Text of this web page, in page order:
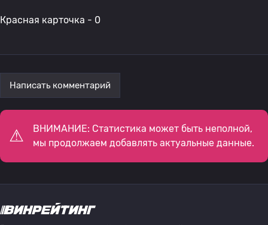
Красная карточка - 0
Написать комментарий
ВНИМАНИЕ: Статистика может быть неполной,
мы продолжаем добавлять актуальные данные.